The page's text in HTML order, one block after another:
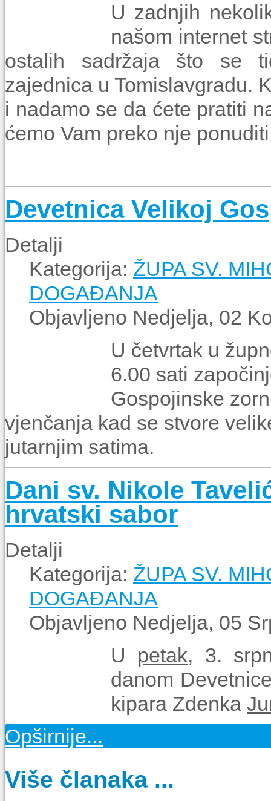
U zadnjih
našom internet
ostalih sadržaja što se
zajednica u Tomislavgradu.
i nadamo se da ćete pratiti
ćemo Vam preko nje
Devetnica Velikoj
Detalji
Kategorija: ŽUPA SV.
DOGAĐANJA
Objavljeno Nedjelja, 02
U četvrtak u
6.00 sati
Gospojinske
vjenčanja kad se stvore
jutarnjim satima.
Dani sv. Nikole
hrvatski sabor
Detalji
Kategorija: ŽUPA SV.
DOGAĐANJA
Objavljeno Nedjelja, 05
U petak, 3.
danom
kipara Zdenka
Opširnije...
Više članaka ...